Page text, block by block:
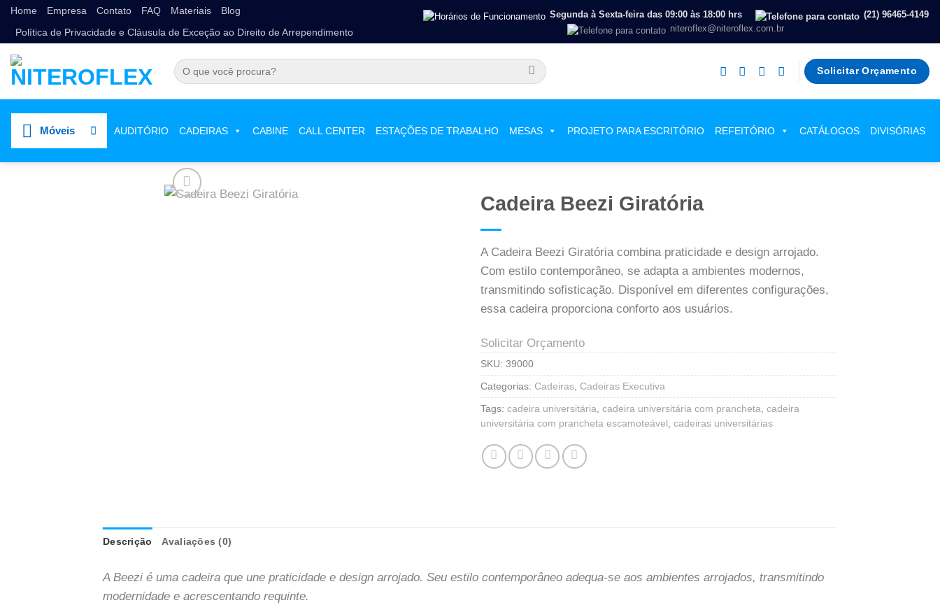
Home Empresa Contato FAQ Materiais Blog
Política de Privacidade e Cláusula de Exceção ao Direito de Arrependimento
Segunda à Sexta-feira das 09:00 às 18:00 hrs
(21) 96465-4149
niteroflex@niteroflex.com.br
Solicitar Orçamento
Móveis AUDITÓRIO CADEIRAS CABINE CALL CENTER ESTAÇÕES DE TRABALHO MESAS PROJETO PARA ESCRITÓRIO REFEITÓRIO CATÁLOGOS DIVISÓRIAS
Loja / Cadeiras Cadeiras Executiva
Cadeira Beezi Giratória
A Cadeira Beezi Giratória combina praticidade e design arrojado.
Com estilo contemporâneo, se adapta a ambientes modernos,
transmitindo sofisticação. Disponível em diferentes configurações,
essa cadeira proporciona conforto aos usuários.
Solicitar Orçamento
SKU: 39000
Categorias: Cadeiras, Cadeiras Executiva
Tags: cadeira universitária, cadeira universitária com prancheta, cadeira
universitária com prancheta escamoteável , cadeiras universitárias
Descrição Avaliações (0)
A Beezi é uma cadeira que une praticidade e design arrojado. Seu estilo contemporâneo adequa-se aos ambientes arrojados, transmitindo
modernidade e acrescentando requinte.